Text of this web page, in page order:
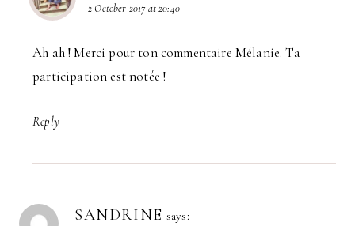
2 October 2017 at 20:40
Ah ah ! Merci pour ton commentaire Mélanie. Ta
participation est notée !
Reply
SANDRINE says: